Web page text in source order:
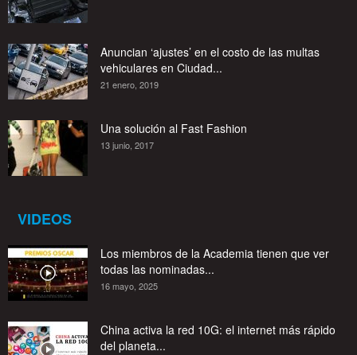
Anuncian ‘ajustes’ en el costo de las multas
vehiculares en Ciudad...
21 enero, 2019
Una solución al Fast Fashion
13 junio, 2017
VIDEOS
Los miembros de la Academia tienen que ver
todas las nominadas...
16 mayo, 2025
China activa la red 10G: el internet más rápido
del planeta...